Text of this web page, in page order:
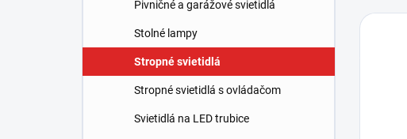
Pivničné a garážové svietidlá
Stolné lampy
Stropné svietidlá
Stropné svietidlá s ovládačom
Svietidlá na LED trubice